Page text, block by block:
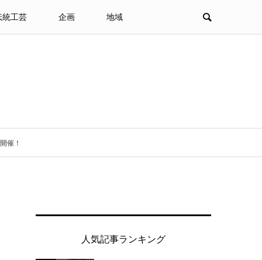
統工芸 企画 地域
催！
人気記事ランキング